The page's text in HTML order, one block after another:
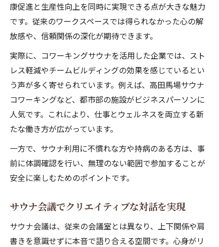
康促進と生産性向上を同時に実現できる点が大きな魅力
です。従来のワークスペースでは得られなかった心の解
放感や、信頼関係の深化が期待できます。
実際に、コワーキングサウナを活用した企業では、スト
レス軽減やチームビルディングの効果を感じているとい
う声が多く寄せられています。例えば、高田馬場サウナ
コワーキングなど、都市部の施設がビジネスパーソンに
人気です。これにより、仕事とウェルネスを両立する新
たな働き方が広がっています。
一方で、サウナ利用に不慣れな方や持病のある方は、事
前に体調確認を行い、無理のない範囲で参加することが
安全に楽しむためのポイントです。
サウナ会議でクリエイティブな対話を実現
サウナ会議は、従来の会議室とは異なり、上下関係や肩
書きを意識せずに本音で語り合える空間です。心身がリ